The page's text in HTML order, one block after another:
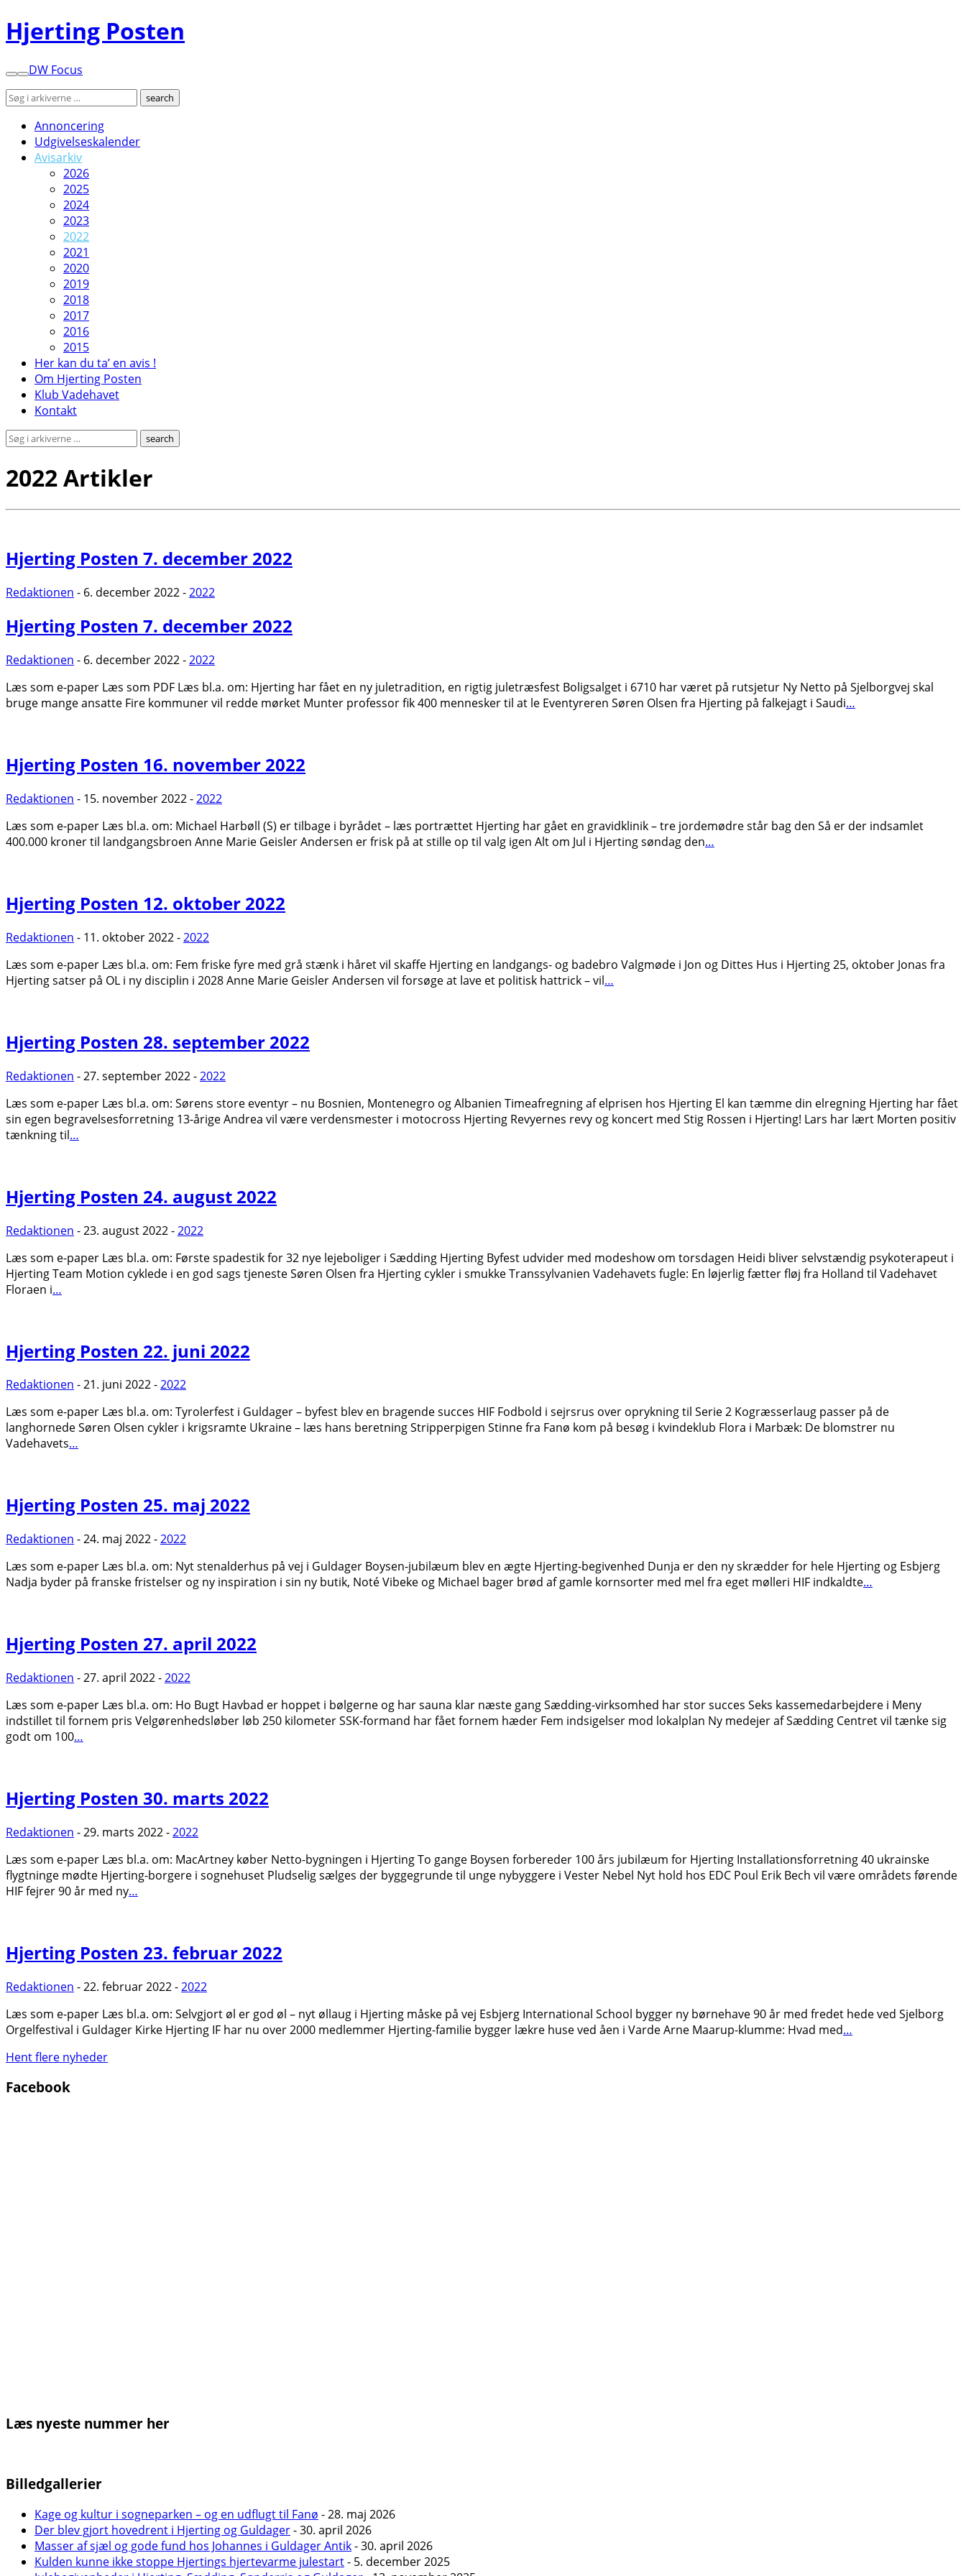
Hjerting Posten
DW Focus
Annoncering
Udgivelseskalender
Avisarkiv
2026
2025
2024
2023
2022
2021
2020
2019
2018
2017
2016
2015
Her kan du ta’ en avis !
Om Hjerting Posten
Klub Vadehavet
Kontakt
2022Artikler
Hjerting Posten 7. december 2022
Redaktionen - 6. december 2022 -2022
Hjerting Posten 7. december 2022
Redaktionen - 6. december 2022 -2022
Læs som e-paper Læs som PDF Læs bl.a. om: Hjerting har fået en ny juletradition, en rigtig juletræsfest Boligsalget i 6710 har været på rutsjetur Ny Netto på Sjelborgvej skal
bruge mange ansatte Fire kommuner vil redde mørket Munter professor fik 400 mennesker til at le Eventyreren Søren Olsen fra Hjerting på falkejagt i Saudi…
Hjerting Posten 16. november 2022
Redaktionen - 15. november 2022 -2022
Læs som e-paper Læs bl.a. om: Michael Harbøll (S) er tilbage i byrådet – læs portrættet Hjerting har gået en gravidklinik – tre jordemødre står bag den Så er der indsamlet
400.000 kroner til landgangsbroen Anne Marie Geisler Andersen er frisk på at stille op til valg igen Alt om Jul i Hjerting søndag den…
Hjerting Posten 12. oktober 2022
Redaktionen - 11. oktober 2022 -2022
Læs som e-paper Læs bl.a. om: Fem friske fyre med grå stænk i håret vil skaffe Hjerting en landgangs- og badebro Valgmøde i Jon og Dittes Hus i Hjerting 25, oktober Jonas fra
Hjerting satser på OL i ny disciplin i 2028 Anne Marie Geisler Andersen vil forsøge at lave et politisk hattrick – vil…
Hjerting Posten 28. september 2022
Redaktionen - 27. september 2022 -2022
Læs som e-paper Læs bl.a. om: Sørens store eventyr – nu Bosnien, Montenegro og Albanien Timeafregning af elprisen hos Hjerting El kan tæmme din elregning Hjerting har fået
sin egen begravelsesforretning 13-årige Andrea vil være verdensmester i motocross Hjerting Revyernes revy og koncert med Stig Rossen i Hjerting! Lars har lært Morten positiv
tænkning til…
Hjerting Posten 24. august 2022
Redaktionen - 23. august 2022 -2022
Læs som e-paper Læs bl.a. om: Første spadestik for 32 nye lejeboliger i Sædding Hjerting Byfest udvider med modeshow om torsdagen Heidi bliver selvstændig psykoterapeut i
Hjerting Team Motion cyklede i en god sags tjeneste Søren Olsen fra Hjerting cykler i smukke Transsylvanien Vadehavets fugle: En løjerlig fætter fløj fra Holland til Vadehavet
Floraen i…
Hjerting Posten 22. juni 2022
Redaktionen - 21. juni 2022 -2022
Læs som e-paper Læs bl.a. om: Tyrolerfest i Guldager – byfest blev en bragende succes HIF Fodbold i sejrsrus over oprykning til Serie 2 Kogræsserlaug passer på de
langhornede Søren Olsen cykler i krigsramte Ukraine – læs hans beretning Stripperpigen Stinne fra Fanø kom på besøg i kvindeklub Flora i Marbæk: De blomstrer nu
Vadehavets…
Hjerting Posten 25. maj 2022
Redaktionen - 24. maj 2022 -2022
Læs som e-paper Læs bl.a. om: Nyt stenalderhus på vej i Guldager Boysen-jubilæum blev en ægte Hjerting-begivenhed Dunja er den ny skrædder for hele Hjerting og Esbjerg
Nadja byder på franske fristelser og ny inspiration i sin ny butik, Noté Vibeke og Michael bager brød af gamle kornsorter med mel fra eget mølleri HIF indkaldte…
Hjerting Posten 27. april 2022
Redaktionen - 27. april 2022 -2022
Læs som e-paper Læs bl.a. om: Ho Bugt Havbad er hoppet i bølgerne og har sauna klar næste gang Sædding-virksomhed har stor succes Seks kassemedarbejdere i Meny
indstillet til fornem pris Velgørenhedsløber løb 250 kilometer SSK-formand har fået fornem hæder Fem indsigelser mod lokalplan Ny medejer af Sædding Centret vil tænke sig
godt om 100…
Hjerting Posten 30. marts 2022
Redaktionen - 29. marts 2022 -2022
Læs som e-paper Læs bl.a. om: MacArtney køber Netto-bygningen i Hjerting To gange Boysen forbereder 100 års jubilæum for Hjerting Installationsforretning 40 ukrainske
flygtninge mødte Hjerting-borgere i sognehuset Pludselig sælges der byggegrunde til unge nybyggere i Vester Nebel Nyt hold hos EDC Poul Erik Bech vil være områdets førende
HIF fejrer 90 år med ny…
Hjerting Posten 23. februar 2022
Redaktionen - 22. februar 2022 -2022
Læs som e-paper Læs bl.a. om: Selvgjort øl er god øl – nyt øllaug i Hjerting måske på vej Esbjerg International School bygger ny børnehave 90 år med fredet hede ved Sjelborg
Orgelfestival i Guldager Kirke Hjerting IF har nu over 2000 medlemmer Hjerting-familie bygger lækre huse ved åen i Varde Arne Maarup-klumme: Hvad med…
Hent flere nyheder
Facebook
Læs nyeste nummer her
Billedgallerier
Kage og kultur i sogneparken – og en udflugt til Fanø - 28. maj 2026
Der blev gjort hovedrent i Hjerting og Guldager- 30. april 2026
Masser af sjæl og gode fund hos Johannes i Guldager Antik- 30. april 2026
Kulden kunne ikke stoppe Hjertings hjertevarme julestart- 5. december 2025